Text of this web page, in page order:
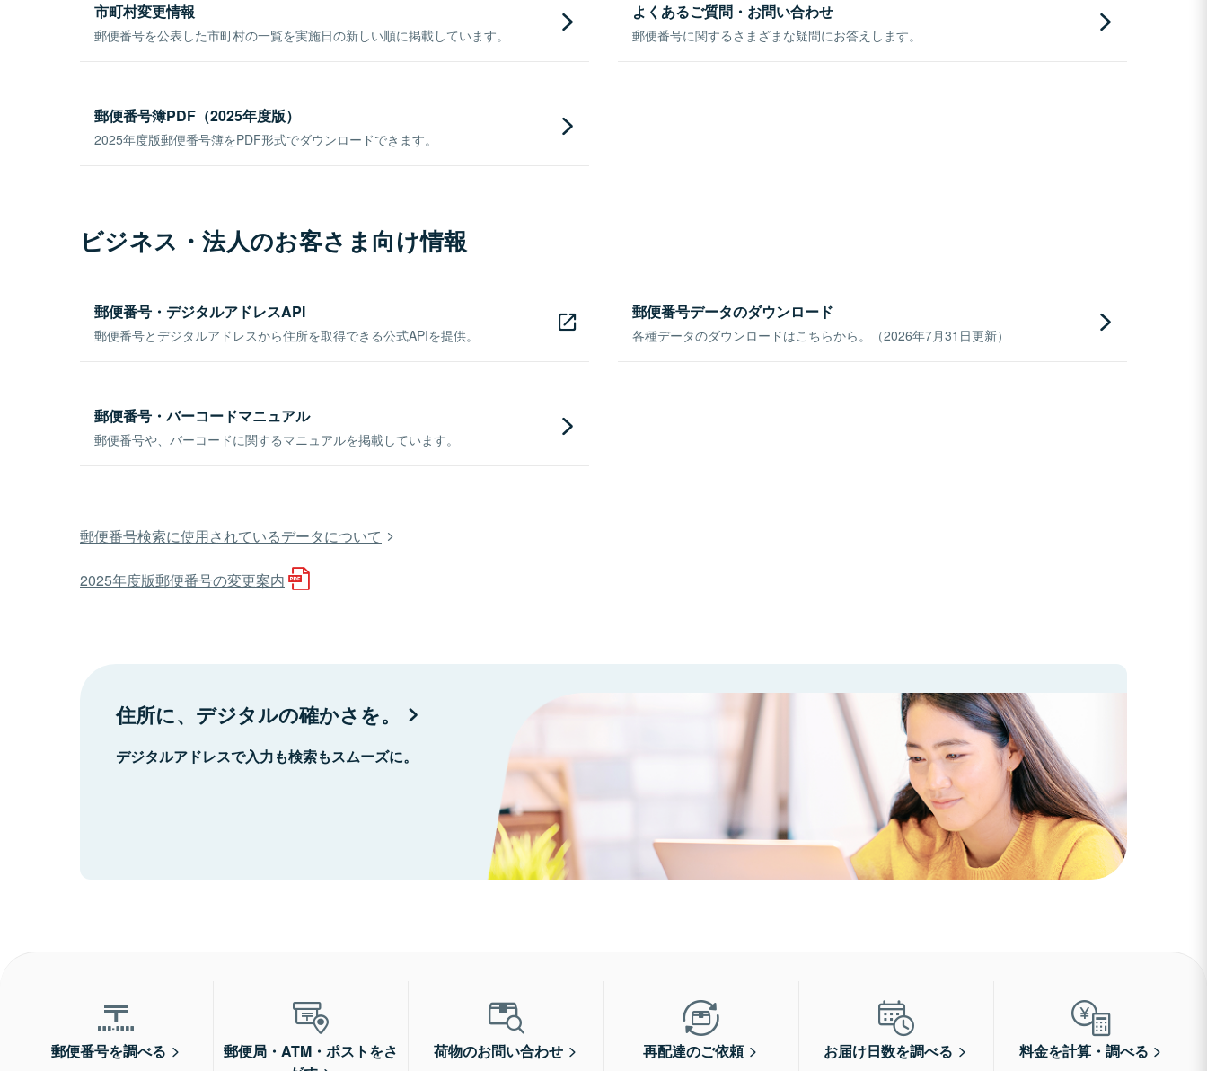
市町村変更情報
郵便番号を公表した市町村の一覧を実施日の新しい順に掲載しています。
よくあるご質問・お問い合わせ
郵便番号に関するさまざまな疑問にお答えします。
郵便番号簿PDF（2025年度版）
2025年度版郵便番号簿をPDF形式でダウンロードできます。
ビジネス・法人のお客さま向け情報
郵便番号・デジタルアドレスAPI
郵便番号とデジタルアドレスから住所を取得できる公式APIを提供。
郵便番号データのダウンロード
各種データのダウンロードはこちらから。（2026年7月31日更新）
郵便番号・バーコードマニュアル
郵便番号や、バーコードに関するマニュアルを掲載しています。
郵便番号検索に使用されているデータについて
2025年度版郵便番号の変更案内
住所に、デジタルの確かさを。
デジタルアドレスで入力も検索もスムーズに。
郵便番号を調べる
郵便局・ATM・ポストをさ
荷物のお問い合わせ 再配達のご依頼 お届け日数を調べる 料金を計算・調べる